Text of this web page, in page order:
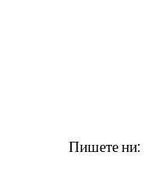
Пишете ни: